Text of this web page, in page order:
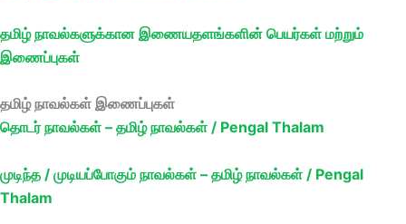
தமிழ் நாவல்களுக்கான இணையதளங்களின் பெயர்கள் மற்றும்
இணைப்புகள்
தமிழ் நாவல்கள் இணைப்புகள்
தொடர் நாவல்கள் – தமிழ் நாவல்கள் / Pengal Thalam
முடிந்த / முடியப்போகும் நாவல்கள் – தமிழ் நாவல்கள் / Pengal
Thalam